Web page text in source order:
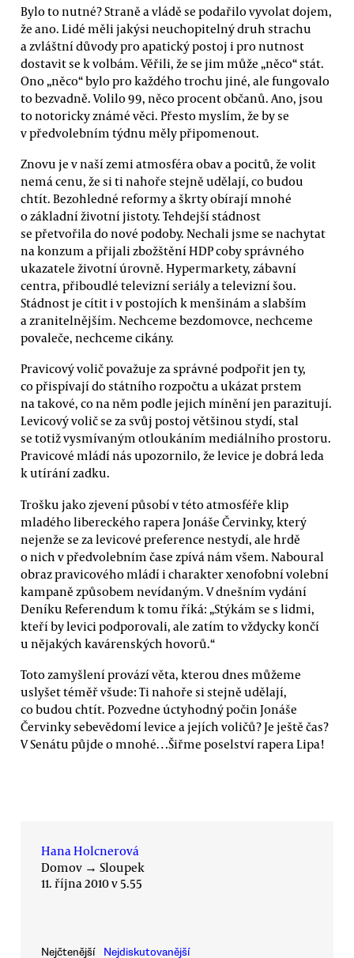
Bylo to nutné? Straně a vládě se podařilo vyvolat dojem,
že ano. Lidé měli jakýsi neuchopitelný druh strachu
a zvláštní důvody pro apatický postoj i pro nutnost
dostavit se k volbám. Věřili, že se jim může „něco“ stát.
Ono „něco“ bylo pro každého trochu jiné, ale fungovalo
to bezvadně. Volilo 99, něco procent občanů. Ano, jsou
to notoricky známé věci. Přesto myslím, že by se
v předvolebním týdnu měly připomenout.
Znovu je v naší zemi atmosféra obav a pocitů, že volit
nemá cenu, že si ti nahoře stejně udělají, co budou
chtít. Bezohledné reformy a škrty obírají mnohé
o základní životní jistoty. Tehdejší stádnost
se přetvořila do nové podoby. Nechali jsme se nachytat
na konzum a přijali zbožštění HDP coby správného
ukazatele životní úrovně. Hypermarkety, zábavní
centra, přiboudlé televizní seriály a televizní šou.
Stádnost je cítit i v postojích k menšinám a slabším
a zranitelnějším. Nechceme bezdomovce, nechceme
povaleče, nechceme cikány.
Pravicový volič považuje za správné podpořit jen ty,
co přispívají do státního rozpočtu a ukázat prstem
na takové, co na něm podle jejich mínění jen parazitují.
Levicový volič se za svůj postoj většinou stydí, stal
se totiž vysmívaným otloukáním mediálního prostoru.
Pravicové mládí nás upozornilo, že levice je dobrá leda
k utírání zadku.
Trošku jako zjevení působí v této atmosféře klip
mladého libereckého rapera Jonáše Červinky, který
nejenže se za levicové preference nestydí, ale hrdě
o nich v předvolebním čase zpívá nám všem. Naboural
obraz pravicového mládí i charakter xenofobní volební
kampaně způsobem nevídaným. V dnešním vydání
Deníku Referendum k tomu říká: „Stýkám se s lidmi,
kteří by levici podporovali, ale zatím to vždycky končí
u nějakých kavárenských hovorů.“
Toto zamyšlení provází věta, kterou dnes můžeme
uslyšet téměř všude: Ti nahoře si stejně udělají,
co budou chtít. Pozvedne úctyhodný počin Jonáše
Červinky sebevědomí levice a jejích voličů? Je ještě čas?
V Senátu půjde o mnohé…Šiřme poselství rapera Lipa!
Hana Holcnerová
Domov → Sloupek
11. října 2010 v 5.55
Nejčtenější Nejdiskutovanější